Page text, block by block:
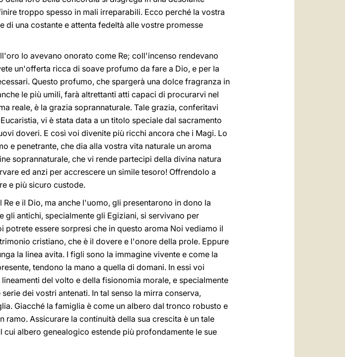
troppo spesso in mali irreparabili. Ecco perché la vostra
una costante e attenta fedeltà alle vostre promesse
lo avevano onorato come Re; coll'incenso rendevano
un'offerta ricca di soave profumo da fare a Dio, e per la
Questo profumo, che spargerà una dolce fragranza in
le più umili, farà altrettanti atti capaci di procurarvi nel
reale, è la grazia soprannaturale. Tale grazia, conferitavi
vi è stata data a un titolo speciale dal sacramento
doveri. E così voi divenite più ricchi ancora che i Magi. Lo
e penetrante, che dia alla vostra vita naturale un aroma
soprannaturale, che vi rende partecipi della divina natura
ed anzi per accrescere un simile tesoro! Offrendolo a
e più sicuro custode.
e il Dio, ma anche l'uomo, gli presentarono in dono la
gli antichi, specialmente gli Egiziani, si servivano per
essere sorpresi che in questo aroma Noi vediamo il
cristiano, che è il dovere e l'onore della prole. Eppure
la linea avita. I figli sono la immagine vivente e come la
tendono la mano a quella di domani. In essi voi
del volto e della fisionomia morale, e specialmente
dei vostri antenati. In tal senso la mirra conserva,
Giacché la famiglia è come un albero dal tronco robusto e
Assicurare la continuità della sua crescita è un tale
albero genealogico estende più profondamente le sue